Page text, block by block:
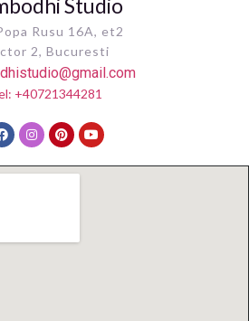
Studio
Rusu 16A, et2
2, Bucuresti
+40721344281